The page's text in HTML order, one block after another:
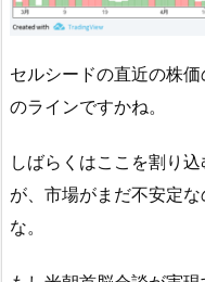
セルシードの直近の株
のラインですかね。
しばらくはここを割り
が、市場がまだ不安定
な。